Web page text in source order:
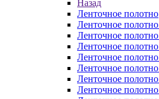
Назад
Ленточное полотно
Ленточное
Ленточное
Ленточное
Ленточное
Ленточное
Ленточное
Ленточное